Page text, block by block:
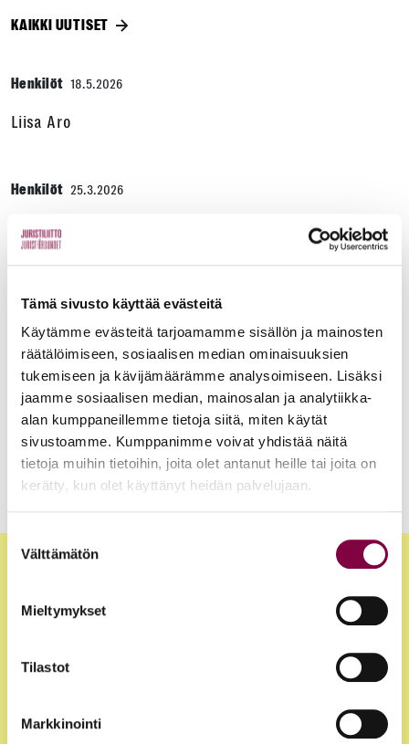
Tämä sivusto käyttää evästeitä
Käytämme evästeitä tarjoamamme sisällön ja mainosten
räätälöimiseen, sosiaalisen median ominaisuuksien
tukemiseen ja kävijämäärämme analysoimiseen. Lisäksi
jaamme sosiaalisen median, mainosalan ja analytiikka-
alan kumppaneillemme tietoja siitä, miten käytät
sivustoamme. Kumppanimme voivat yhdistää näitä
tietoja muihin tietoihin, joita olet antanut heille tai joita on
kerätty, kun olet käyttänyt heidän palvelujaan.
Suostumuksen
valinta
Välttämätön
Mieltymykset
Tilastot
Markkinointi
KAIKKI UUTISET
Henkilöt 18.5.2026
Liisa Aro
Henkilöt 25.3.2026
Loma-asunnot
Henkilöt 17.9.2025
Jurrit eli oikkarilähettiläät
Henkilöt 19.2.2025
Työ- ja virkasuhdeneuvonta